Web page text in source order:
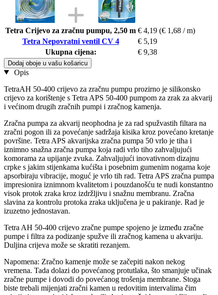
Tetra Crijevo za zračnu pumpu, 2,50 m € 4,19 (€ 1,68 / m)
Tetra Nepovratni ventil CV 4
€ 5,19
Ukupna cijena:
€ 9,38
Dodaj oboje u vašu košaricu
Opis
TetraAH 50-400 crijevo za zračnu pumpu prozirno je silikonsko
crijevo za korištenje s Tetra APS 50-400 pumpom za zrak za akvarij
i većinom drugih zračnih pumpi i zračnog kamenja.
Zračna pumpa za akvarij neophodna je za rad spužvastih filtara na
zračni pogon ili za povećanje sadržaja kisika kroz povećano kretanje
površine. Tetra APS akvarijska zračna pumpa 50 vrlo je tiha i
iznimno snažna zračna pumpa koja radi vrlo tiho zahvaljujući
komorama za upijanje zvuka. Zahvaljujući inovativnom dizajnu
crpke s jakim stijenkama kućišta i posebnim gumenim nogama koje
apsorbiraju vibracije, moguć je vrlo tih rad. Tetra APS zračna pumpa
impresionira iznimnom kvalitetom i pouzdanošću te nudi konstantno
visok protok zraka kroz izdržljivu i snažnu membranu. Zračna
slavina za kontrolu protoka zraka uključena je u pakiranje. Rad je
izuzetno jednostavan.
Tetra AH 50-400 crijevo zračne pumpe spojeno je između zračne
pumpe i filtra za podizanje spužve ili zračnog kamena u akvariju.
Duljina crijeva može se skratiti rezanjem.
Napomena: Zračno kamenje može se začepiti nakon nekog
vremena. Tada dolazi do povećanog protutlaka, što smanjuje učinak
zračne pumpe i dovodi do povećanog trošenja membrane. Stoga
biste trebali mijenjati zračni kamen u redovitim intervalima čim